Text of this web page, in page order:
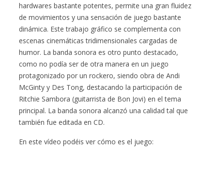
hardwares bastante potentes, permite una gran fluidez
de movimientos y una sensación de juego bastante
dinámica. Este trabajo gráfico se complementa con
escenas cinemáticas tridimensionales cargadas de
humor. La banda sonora es otro punto destacado,
como no podía ser de otra manera en un juego
protagonizado por un rockero, siendo obra de Andi
McGinty y Des Tong, destacando la participación de
Ritchie Sambora (guitarrista de Bon Jovi) en el tema
principal. La banda sonora alcanzó una calidad tal que
también fue editada en CD.
En este vídeo podéis ver cómo es el juego: